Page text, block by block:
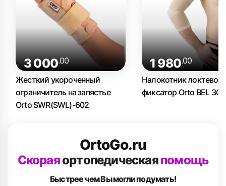
3 000.00
Жесткий укороченный
ограничитель на запястье
Orto SWR(SWL)-602
1 980.00
Налокотник локтевой
фиксатор Orto BEL 301
OrtoGo.ru
Скораяортопедическаяпомощь
Быстрее чем Вымогли подумать!